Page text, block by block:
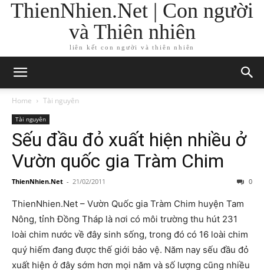
ThienNhien.Net | Con người
và Thiên nhiên
liên kết con người và thiên nhiên
Home Tài nguyên
Tài nguyên
Sếu đầu đỏ xuất hiện nhiều ở
Vườn quốc gia Tràm Chim
ThienNhien.Net - 21/02/2011 0
ThienNhien.Net – Vườn Quốc gia Tràm Chim huyện Tam
Nông, tỉnh Đồng Tháp là nơi có môi trường thu hút 231
loài chim nước về đây sinh sống, trong đó có 16 loài chim
quý hiếm đang được thế giới bảo vệ. Năm nay sếu đầu đỏ
xuất hiện ở đây sớm hơn mọi năm và số lượng cũng nhiều